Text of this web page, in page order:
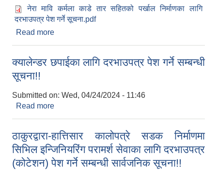
नेरा मावि कर्मला काडे तार सहितको पर्खाल निर्माणका लागि
दरभाउपत्र पेश गर्ने सूचना.pdf
Read more
क्यालेन्डर छपाईका लागि दरभाउपत्र पेश गर्ने सम्बन्धी
सूचना!!
Submitted on: Wed, 04/24/2024 - 11:46
Read more
ठाकुरद्वारा-हात्तिसार कालोपत्रे सडक निर्माणमा
सिभिल इन्जिनियरिंग परामर्श सेवाका लागि दरभाउपत्र
(कोटेशन) पेश गर्ने सम्बन्धी सार्वजनिक सूचना!!